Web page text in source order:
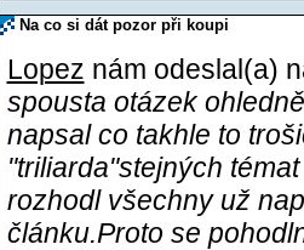
Na co si dát pozor při koupi
Lopez nám odeslal(a)
spousta otázek
napsal co takhle to
"triliarda"stejných
rozhodl všechny už
článku.Proto se